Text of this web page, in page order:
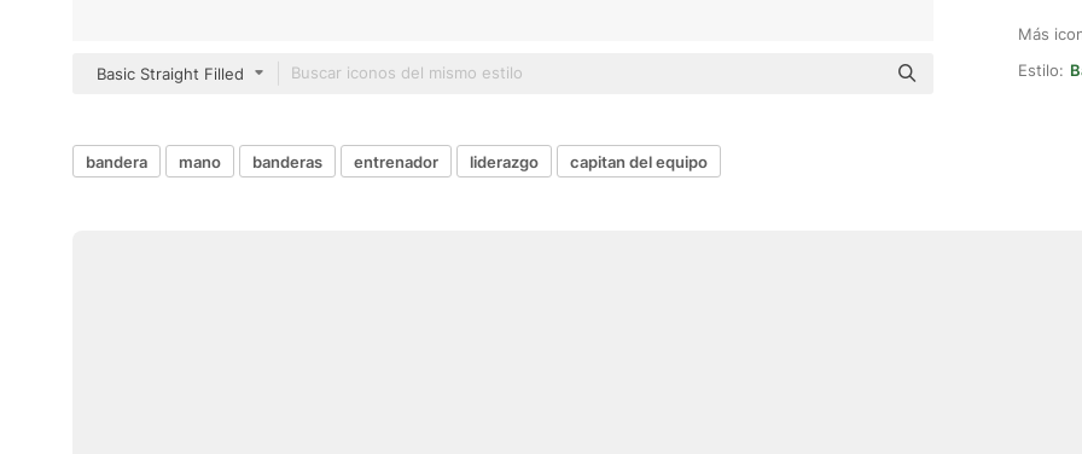
Basic Straight Filled
Más
Estilo:
bandera mano banderas entrenador liderazgo capitan del equipo